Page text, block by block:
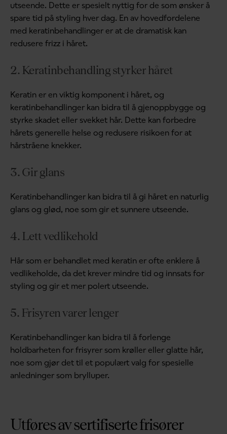
utseende. Dette er spesielt nyttig for de som ønsker å
spare tid på styling hver dag. En av hovedfordelene
med keratinbehandlinger er at de dramatisk kan
redusere frizz i håret.
2. Keratinbehandling styrker håret
Keratin er en viktig komponent i håret, og
keratinbehandlinger kan bidra til å gjenoppbygge og
styrke skadet eller svekket hår. Dette kan forbedre
hårets generelle helse og redusere risikoen for at
hårstråene knekker.
3. Gir glans
Keratinbehandlinger kan bidra til å gi håret en naturlig
glans og glød, noe som gir et sunnere utseende.
4. Lett vedlikehold
Hår som er behandlet med keratin er ofte enklere å
vedlikeholde, da det krever mindre tid og innsats for
styling og gir et mer polert utseende.
5. Frisyren varer lenger
Keratinbehandlinger kan bidra til å forlenge
holdbarheten for frisyrer som krøller eller glatte hår,
noe som gjør det til et populært valg for spesielle
anledninger som brylluper.
Utføres av sertifiserte frisører